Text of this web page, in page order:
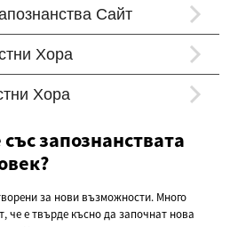
запознанствата
за нови възможности. Много
че е твърде късно да започнат нова